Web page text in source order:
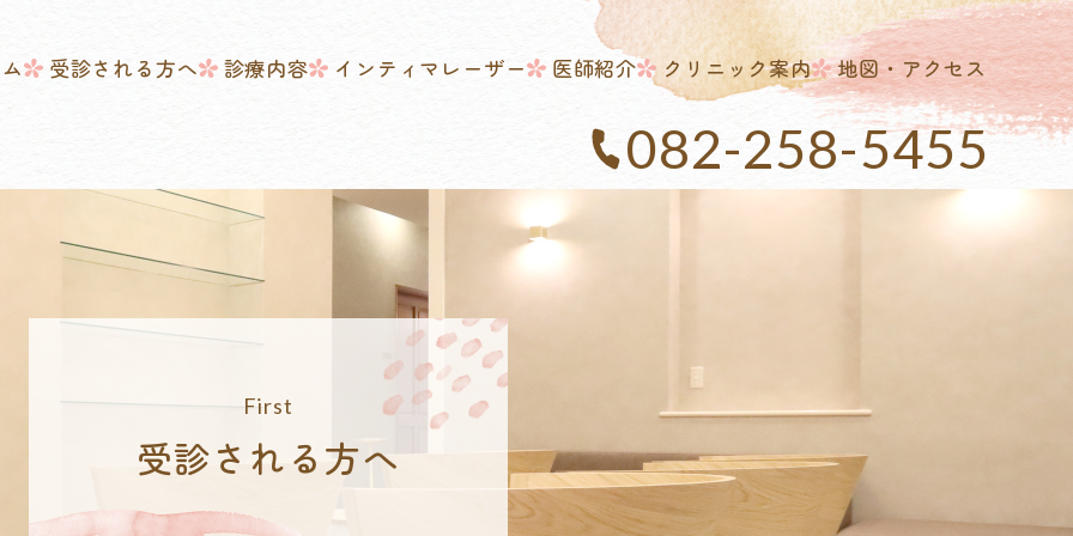
082-258-5455
受診される方へ 診療内容 インティマレーザー 医師紹介 クリニック案内 地図・アクセス
受診される方へ